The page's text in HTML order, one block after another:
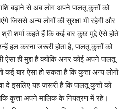
बढ़ाने से अब लोग अपने पालतू कुत्तों को
जिससे अन्य लोगों की सुरक्षा भी रहेगी और
श्री शर्मा कहते हैं कि कई बार कुछ मुद्दे ऐसे होते
हल करना जरूरी होता है, पालतू कुत्तों को
ही मुद्दा है क्योंकि अगर कोई अपने पालतू
कई बार ऐसा हो सकता है कि कुत्ता अन्य लोगों
दे इसलिए यह जरूरी है कि पालतू कुत्तों को
कुत्ता अपने मालिक के नियंत्रण में रहे।